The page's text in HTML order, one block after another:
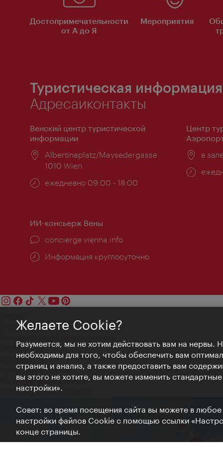
Достопримечательности
от А до Я
Мероприятия
Туристическая информация
Адресаиконтакты
Венский центр туристической
информации
Расположение:
Albertinaplatz/Maysedergasse
1010 Wien
Часы
ежедневно 09:00 - 18:00
Центр
в
Часы
ИИ-консьерж Вены
concierge.vienna.info
Информация круглосуточно
Credits
Terms of Use
Доступность
Контакты для прессы
Настройки файлов Cookie
© Copyright WienTourismus
Желаете Cookie?
Разумеется, мы не хотим действовать вам на нервы.
необходимы для того, чтобы обеспечить вам
страниц и анализ, а также предоставить вам
вы этого не хотите, вы можете изменить
настройки».
Совет: во время посещения сайта вы можете в любое
настройки файлов Cookie с помощью ссылки
конце страницы.